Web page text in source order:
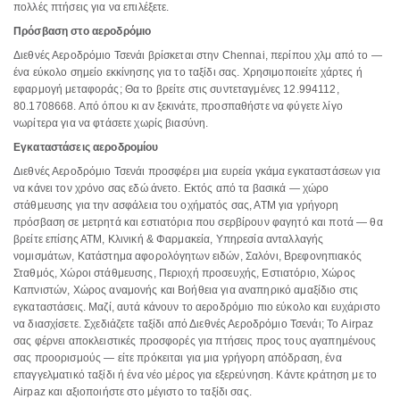
πολλές πτήσεις για να επιλέξετε.
Πρόσβαση στο αεροδρόμιο
Διεθνές Αεροδρόμιο Τσενάι βρίσκεται στην Chennai, περίπου χλμ από το —
ένα εύκολο σημείο εκκίνησης για το ταξίδι σας. Χρησιμοποιείτε χάρτες ή
εφαρμογή μεταφοράς; Θα το βρείτε στις συντεταγμένες 12.994112,
80.1708668. Από όπου κι αν ξεκινάτε, προσπαθήστε να φύγετε λίγο
νωρίτερα για να φτάσετε χωρίς βιασύνη.
Εγκαταστάσεις αεροδρομίου
Διεθνές Αεροδρόμιο Τσενάι προσφέρει μια ευρεία γκάμα εγκαταστάσεων για
να κάνει τον χρόνο σας εδώ άνετο. Εκτός από τα βασικά — χώρο
στάθμευσης για την ασφάλεια του οχήματός σας, ΑΤΜ για γρήγορη
πρόσβαση σε μετρητά και εστιατόρια που σερβίρουν φαγητό και ποτά — θα
βρείτε επίσης ΑΤΜ, Κλινική & Φαρμακεία, Υπηρεσία ανταλλαγής
νομισμάτων, Κατάστημα αφορολόγητων ειδών, Σαλόνι, Βρεφονηπιακός
Σταθμός, Χώροι στάθμευσης, Περιοχή προσευχής, Εστιατόριο, Χώρος
Καπνιστών, Χώρος αναμονής και Βοήθεια για αναπηρικό αμαξίδιο στις
εγκαταστάσεις. Μαζί, αυτά κάνουν το αεροδρόμιο πιο εύκολο και ευχάριστο
να διασχίσετε. Σχεδιάζετε ταξίδι από Διεθνές Αεροδρόμιο Τσενάι; Το Airpaz
σας φέρνει αποκλειστικές προσφορές για πτήσεις προς τους αγαπημένους
σας προορισμούς — είτε πρόκειται για μια γρήγορη απόδραση, ένα
επαγγελματικό ταξίδι ή ένα νέο μέρος για εξερεύνηση. Κάντε κράτηση με το
Airpaz και αξιοποιήστε στο μέγιστο το ταξίδι σας.